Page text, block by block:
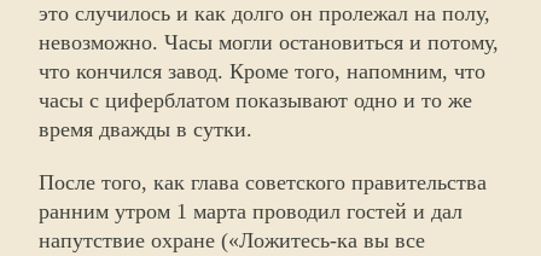
это случилось и как долго он пролежал на полу,
невозможно. Часы могли остановиться и потому,
что кончился завод. Кроме того, напомним, что
часы с циферблатом показывают одно и то же
время дважды в сутки.
После того, как глава советского правительства
ранним утром 1 марта проводил гостей и дал
напутствие охране («Ложитесь-ка вы все